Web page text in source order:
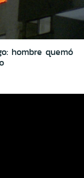
hombre quemó